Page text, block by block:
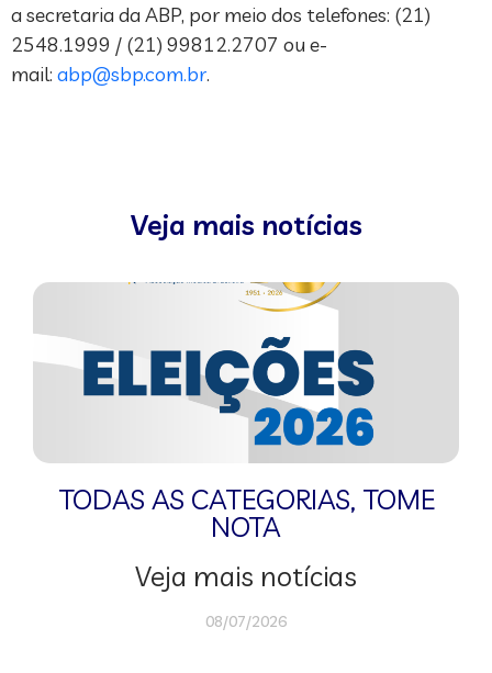
a secretaria da ABP, por meio dos telefones: (21)
2548.1999 / (21) 99812.2707 ou e-
mail: abp@sbp.com.br.
Veja mais notícias
TODAS AS CATEGORIAS, TOME
NOTA
Veja mais notícias
08/07/2026